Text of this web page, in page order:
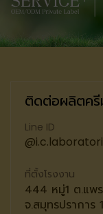
ติดต่อผลิตค
Line ID
ที่ตั้งโรงงาน
444 หมู่1 ต.แพ
จ.สมุทรปราการ